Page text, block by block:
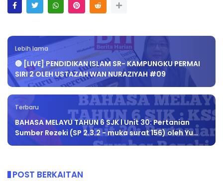
Lebih lama
🔴 [LIVE] PENDIDIKAN ISLAM SR- KAMPUNGKU PERMAI
SIRI 2 OLEH USTAZAH WAN NURAZIYAH #09
Terbaru
BAHASA MELAYU TAHUN 6 SJK l Unit 30: Pertanian
Sumber Rezeki (SP 2.3.2 - muka surat 156) oleh Yu…
POST BERKAITAN